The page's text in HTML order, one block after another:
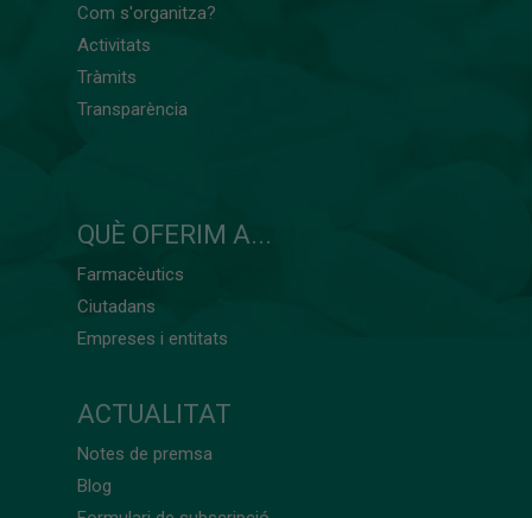
Com s'organitza?
Activitats
Tràmits
Transparència
QUÈ OFERIM A...
Farmacèutics
Ciutadans
Empreses i entitats
ACTUALITAT
Notes de premsa
Blog